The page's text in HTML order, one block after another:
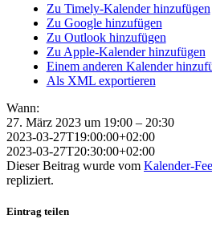
Zu Timely-Kalender hinzufügen
Zu Google hinzufügen
Zu Outlook hinzufügen
Zu Apple-Kalender hinzufügen
Einem anderen Kalender
Als XML exportieren
Wann:
27. März 2023 um 19:00 – 20:30
2023-03-27T19:00:00+02:00
2023-03-27T20:30:00+02:00
Dieser Beitrag wurde vom Kalender-
repliziert.
Eintrag teilen